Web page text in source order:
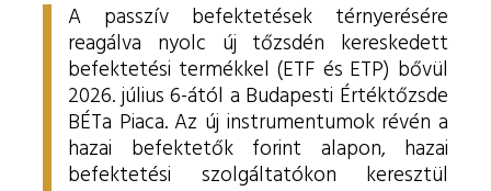
A passzív befektetések térnyerésére
reagálva nyolc új tőzsdén kereskedett
befektetési termékkel (ETF és ETP) bővül
2026. július 6-ától a Budapesti Értéktőzsde
BÉTa Piaca. Az új instrumentumok révén a
hazai befektetők forint alapon, hazai
befektetési szolgáltatókon keresztül